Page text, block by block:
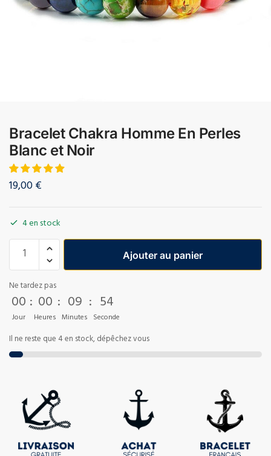
Bracelet Chakra Homme En Perles
Blanc et Noir
19,00€
4 en stock
Ajouter au panier
Ne tardez pas
00
Jour
: 00
Heures
: 09
Minutes
: 54
Seconde
Il ne reste que 4 en stock, dépêchez vous